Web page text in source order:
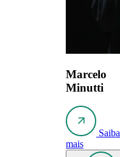
Marcelo
Minutti
Saiba
mais